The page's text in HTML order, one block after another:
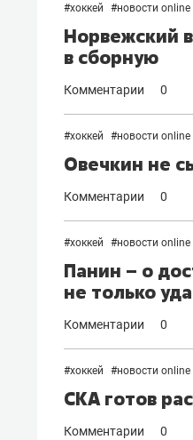
#хоккей #новости online
Норвежский
в сборную
Комментарии 0
#хоккей #новости online
Овечкин не
Комментарии 0
#хоккей #новости online
Панин – о
не только
Комментарии 0
#хоккей #новости online
СКА готов
Комментарии 0